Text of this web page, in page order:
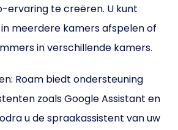
ervaring te creëren. U kunt
meerdere kamers afspelen of
in verschillende kamers.
Roam biedt ondersteuning
zoals Google Assistant en
u de spraakassistent van uw